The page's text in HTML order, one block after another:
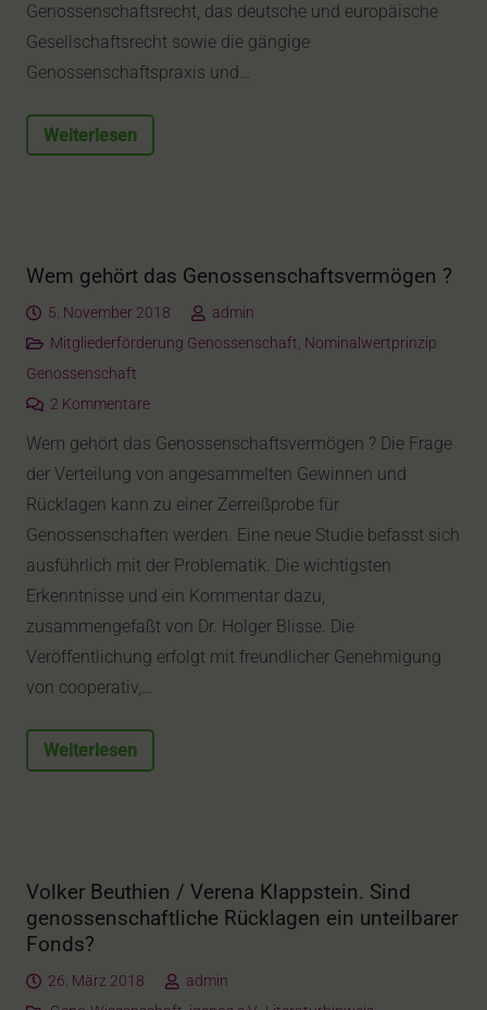
Genossenschaftsrecht, das deutsche und europäische
Gesellschaftsrecht sowie die gängige
Genossenschaftspraxis und…
Weiterlesen
Wem gehört das Genossenschaftsvermögen ?
5. November 2018
admin
Mitgliederförderung Genossenschaft, Nominalwertprinzip
Genossenschaft
2 Kommentare
Wem gehört das Genossenschaftsvermögen ? Die Frage
der Verteilung von angesammelten Gewinnen und
Rücklagen kann zu einer Zerreißprobe für
Genossenschaften werden. Eine neue Studie befasst sich
ausführlich mit der Problematik. Die wichtigsten
Erkenntnisse und ein Kommentar dazu,
zusammengefaßt von Dr. Holger Blisse. Die
Veröffentlichung erfolgt mit freundlicher Genehmigung
von cooperativ,…
Weiterlesen
Volker Beuthien / Verena Klappstein. Sind
genossenschaftliche Rücklagen ein unteilbarer
Fonds?
26. März 2018
admin